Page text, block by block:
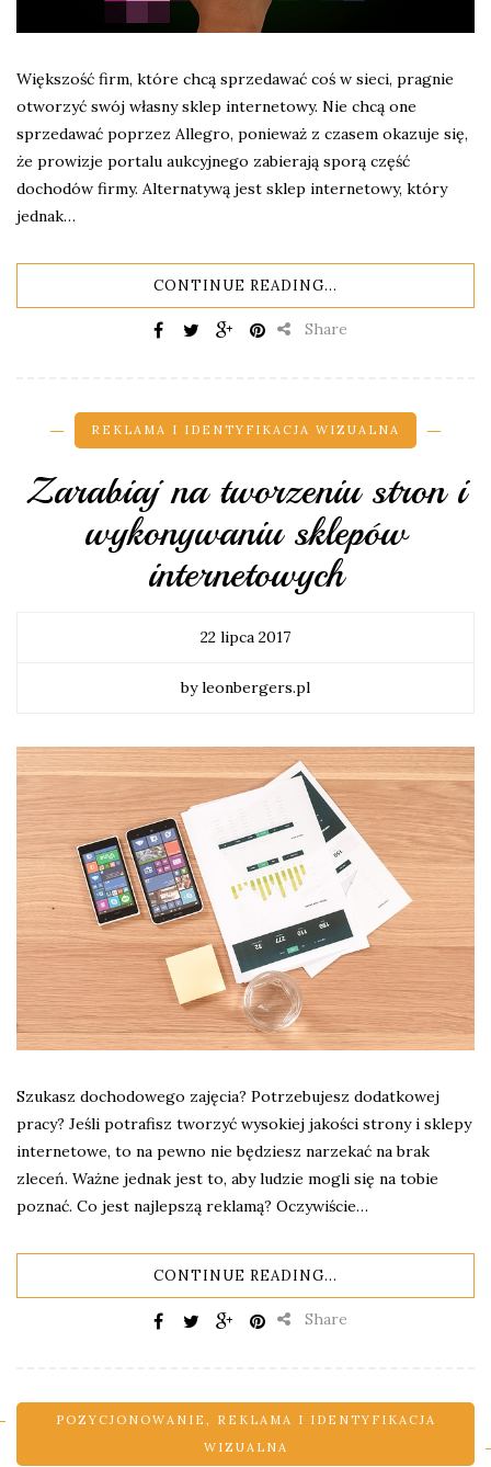
Większość firm, które chcą sprzedawać coś w sieci, pragnie
otworzyć swój własny sklep internetowy. Nie chcą one
sprzedawać poprzez Allegro, ponieważ z czasem okazuje się,
że prowizje portalu aukcyjnego zabierają sporą część
dochodów firmy. Alternatywą jest sklep internetowy, który
jednak…
CONTINUE READING...
Share
REKLAMA I IDENTYFIKACJA WIZUALNA
Zarabiaj na tworzeniu stron i
wykonywaniu sklepów
internetowych
22 lipca 2017
by leonbergers.pl
Szukasz dochodowego zajęcia? Potrzebujesz dodatkowej
pracy? Jeśli potrafisz tworzyć wysokiej jakości strony i sklepy
internetowe, to na pewno nie będziesz narzekać na brak
zleceń. Ważne jednak jest to, aby ludzie mogli się na tobie
poznać. Co jest najlepszą reklamą? Oczywiście…
CONTINUE READING...
Share
POZYCJONOWANIE ,
REKLAMA I IDENTYFIKACJA
WIZUALNA